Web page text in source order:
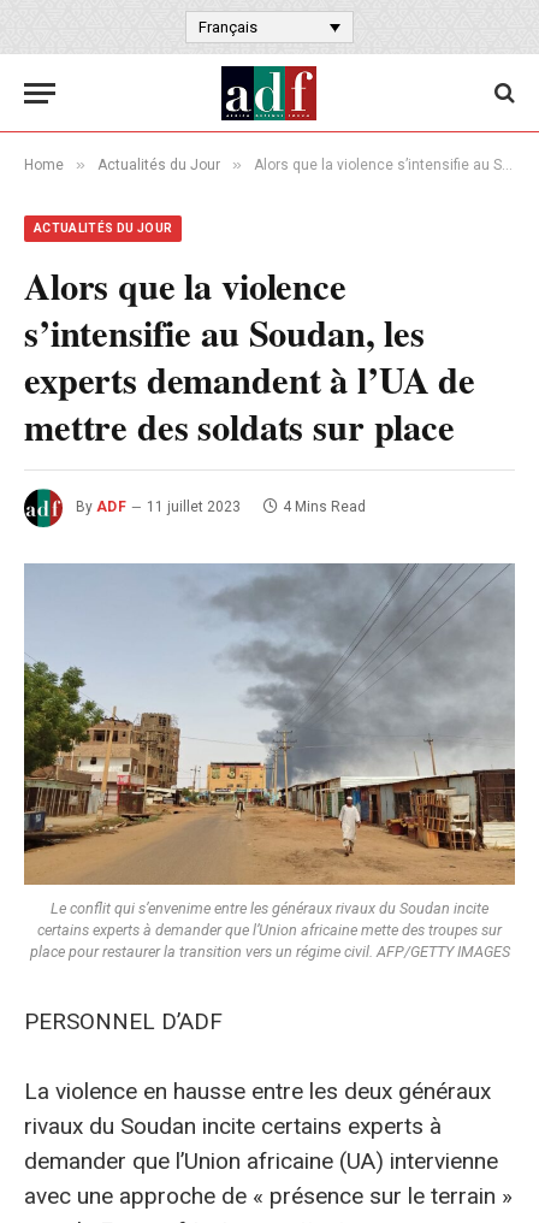
Français
Home » Actualités du Jour » Alors que la violence s’intensifie au Soudan, les experts demandent à l’UA de mettre des soldats sur place
ACTUALITÉS DU JOUR
Alors que la violence
s’intensifie au Soudan, les
experts demandent à l’UA de
mettre des soldats sur place
By ADF 11 juillet 2023 4 Mins Read
Le conflit qui s’envenime entre les généraux rivaux du Soudan incite
certains experts à demander que l’Union africaine mette des troupes sur
place pour restaurer la transition vers un régime civil. AFP/GETTY IMAGES
PERSONNEL D’ADF
La violence en hausse entre les deux généraux
rivaux du Soudan incite certains experts à
demander que l’Union africaine (UA) intervienne
avec une approche de « présence sur le terrain »